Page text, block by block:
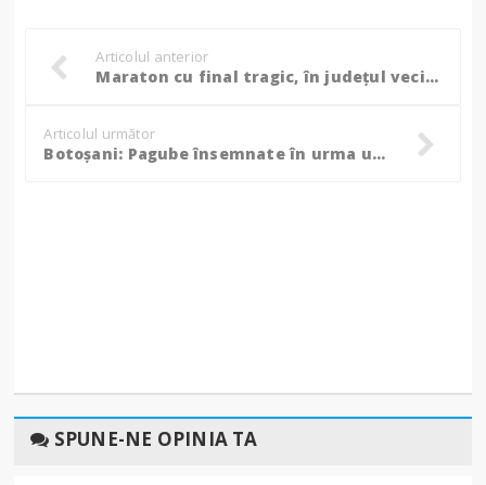
Articolul anterior
Maraton cu final tragic, în județul vecin: Un bărbat a murit după ce un copac a căzut peste el! (Foto, Video)
Articolul următor
Botoșani: Pagube însemnate în urma unui incendiu într-o gospodărie. Pompierii au intervenit aproape două ore! (Foto)
SPUNE-NE OPINIA TA